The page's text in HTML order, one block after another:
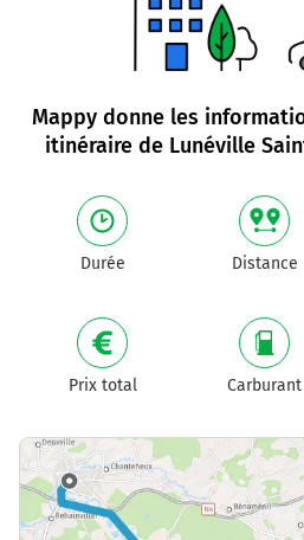
Mappy donne les
itinéraire de Lunéville
Durée Distance
Prix total Carburant